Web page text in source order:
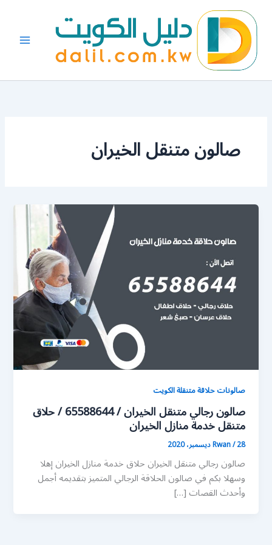
المحتوى
صالون متنقل الخيران
صالونات حلاقة متنقلة الكويت
صالون رجالي متنقل الخيران / 65588644 / حلاق
متنقل خدمة منازل الخيران
Rwan/28 ديسمبر، 2020
صالون رجالي متنقل الخيران حلاق خدمة منازل الخيران إهلا
وسهلا بكم في صالون الحلاقة الرجالي المتميز بتقديمه أجمل
وأحدث القصات […]